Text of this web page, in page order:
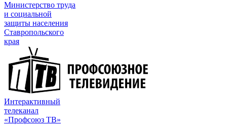
Министерство труда
и социальной
защиты населения
Ставропольского
края
Интерактивный
телеканал
«Профсоюз ТВ»